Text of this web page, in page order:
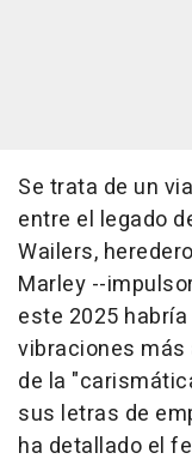
Se trata de un
entre el legado
Wailers,
Marley --
este 2025
vibraciones
de la
sus letras de
ha detallado el